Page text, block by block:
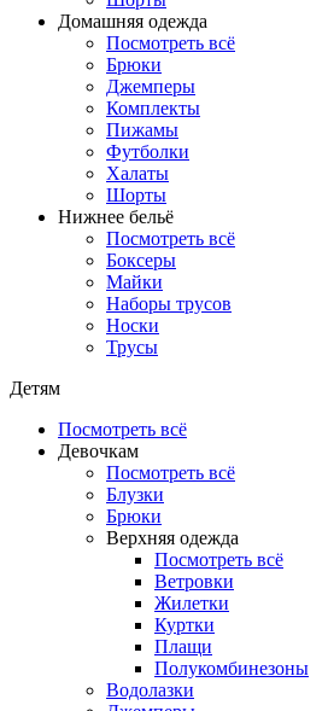
Домашняя одежда
Посмотреть всё
Брюки
Джемперы
Комплекты
Пижамы
Футболки
Халаты
Шорты
Нижнее бельё
Посмотреть всё
Боксеры
Майки
Наборы трусов
Носки
Трусы
Детям
Посмотреть всё
Девочкам
Посмотреть всё
Блузки
Брюки
Верхняя одежда
Посмотреть всё
Ветровки
Жилетки
Куртки
Плащи
Полукомбинезоны
Водолазки